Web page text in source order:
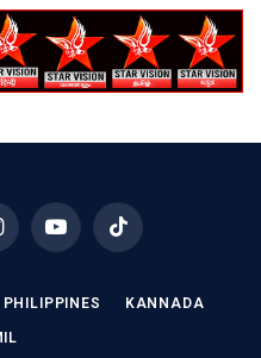
YouTubeTikTok
PHILIPPINES KANNADA